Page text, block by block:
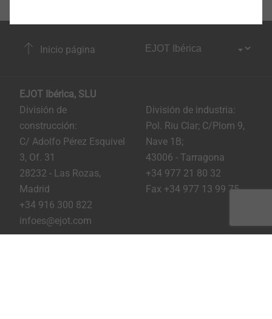
Inicio página
EJOT Ibérica, SLU
División de
construcción:
C/ Adolfo Pérez Esquivel
3, Of. 31
28232 - Las Rozas,
Madrid
+34 916 300 822
infoes@ejot.com
División de industria:
Pol. Riu Clar; C/Plom 9,
Nave 1B;
43006 - Tarragona
+34 977 21 80 32
Fax +34 977 13 99 75